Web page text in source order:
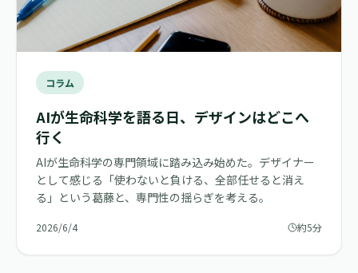
コラム
AIが生命科学を語る日、デザインはどこへ
行く
AIが生命科学の専門領域に踏み込み始めた。デザイナー
として感じる「使わないと負ける、全部任せると消え
る」という葛藤と、専門性の揺らぎを考える。
2026/6/4 約5分